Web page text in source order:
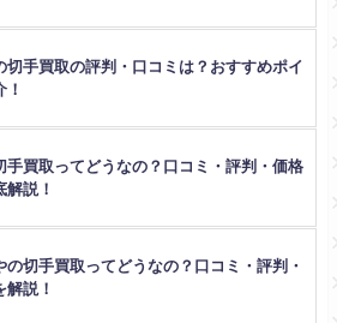
切手買取の評判・口コミは？おすすめポイ
！
手買取ってどうなの？口コミ・評判・価格
解説！
の切手買取ってどうなの？口コミ・評判・
解説！